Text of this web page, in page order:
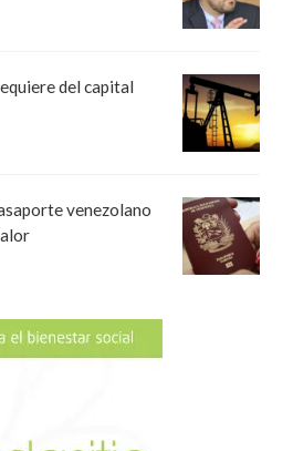
del capital
venezolano